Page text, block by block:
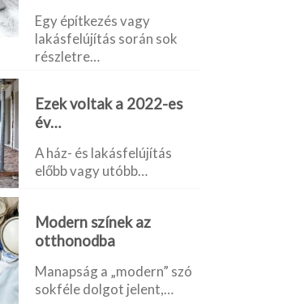
Egy építkezés vagy
lakásfelújítás során sok
részletre…
Ezek voltak a 2022-es
év…
A ház- és lakásfelújítás
előbb vagy utóbb…
Modern színek az
otthonodba
Manapság a „modern” szó
sokféle dolgot jelent,…